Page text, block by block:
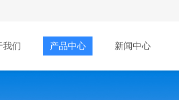
我们 产品中心 新闻中心